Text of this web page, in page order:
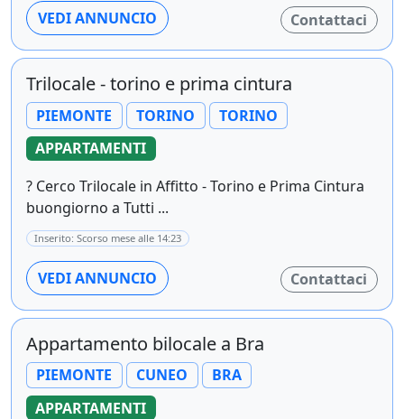
VEDI ANNUNCIO Contattaci
Trilocale - torino e prima cintura
PIEMONTE TORINO
TORINO
APPARTAMENTI
? Cerco Trilocale in Affitto - Torino e Prima Cintura
buongiorno a Tutti ...
Inserito: Scorso mese alle 14:23
VEDI ANNUNCIO Contattaci
Appartamento bilocale a Bra
PIEMONTE CUNEO
BRA
APPARTAMENTI